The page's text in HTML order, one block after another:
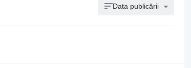
Data publicării